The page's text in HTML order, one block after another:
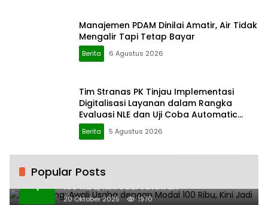
Manajemen PDAM Dinilai Amatir, Air Tidak
Mengalir Tapi Tetap Bayar
Berita 6 Agustus 2026
Tim Stranas PK Tinjau Implementasi
Digitalisasi Layanan dalam Rangka
Evaluasi NLE dan Uji Coba Automatic
Approval SPOG
Berita 5 Agustus 2026
Popular Posts
1
H. Ampang: Awali Usaha dengan Modal
100 Ribu, Kini Jadi Jutawan
20 Oktober 2025 1970